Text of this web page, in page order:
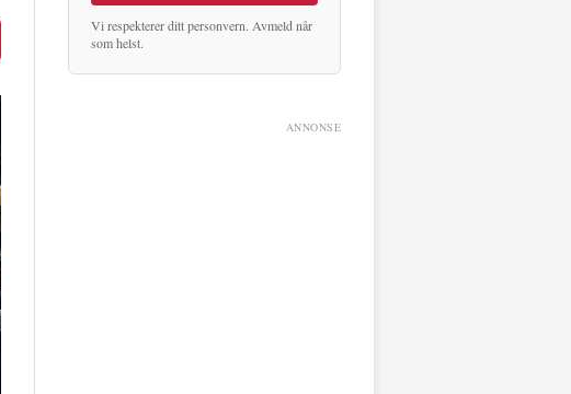
Vi respekterer ditt personvern. Avmeld når
som helst.
ANNONSE